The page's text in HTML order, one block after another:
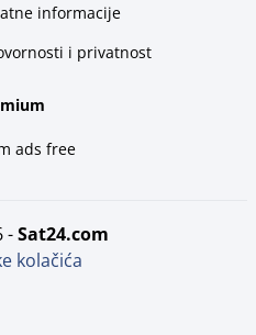
informacije
i privatnost
ads free
- sat24.com
kolačića